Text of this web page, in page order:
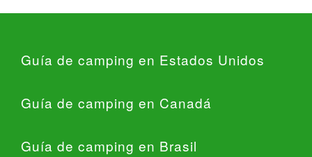
Guía de camping en Estados Unidos
Guía de camping en Canadá
Guía de camping en Brasil